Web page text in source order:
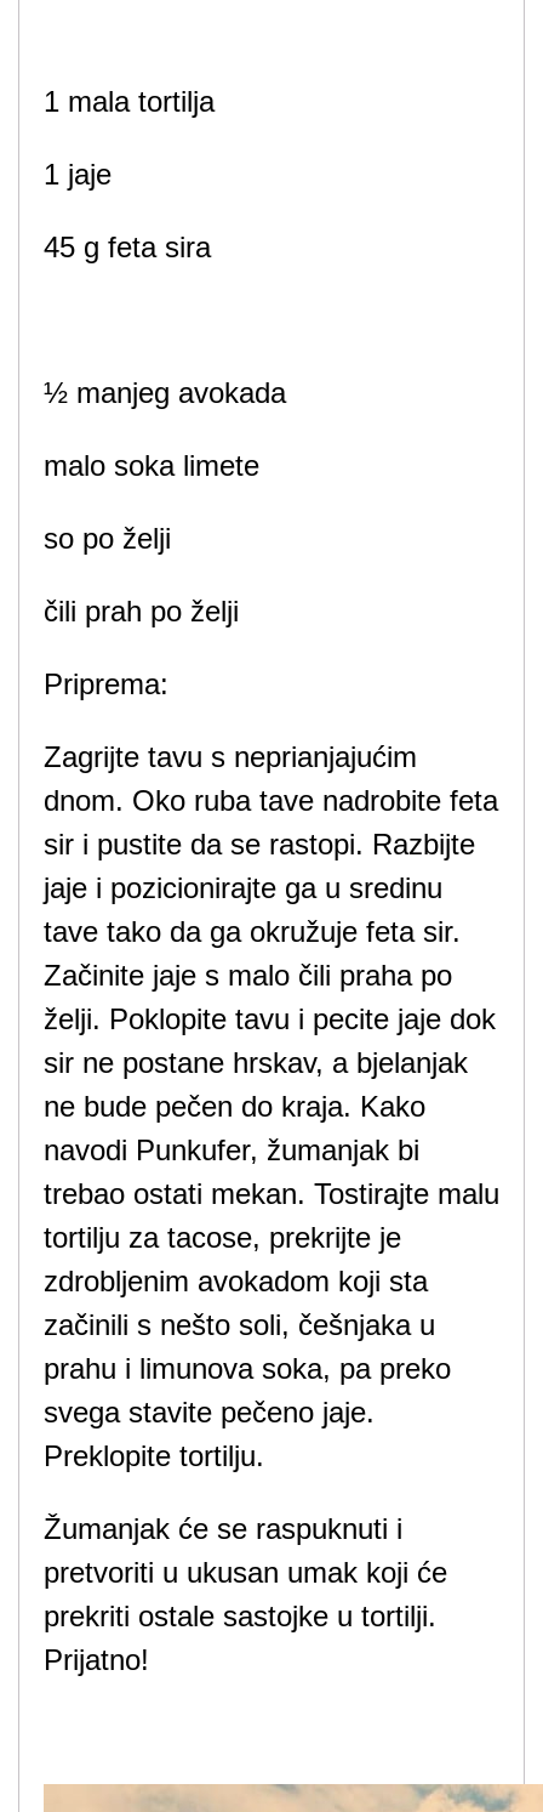
1 mala tortilja
1 jaje
45 g feta sira
½ manjeg avokada
malo soka limete
so po želji
čili prah po želji
Priprema:
Zagrijte tavu s neprianjajućim
dnom. Oko ruba tave nadrobite feta
sir i pustite da se rastopi. Razbijte
jaje i pozicionirajte ga u sredinu
tave tako da ga okružuje feta sir.
Začinite jaje s malo čili praha po
želji. Poklopite tavu i pecite jaje dok
sir ne postane hrskav, a bjelanjak
ne bude pečen do kraja. Kako
navodi Punkufer, žumanjak bi
trebao ostati mekan. Tostirajte malu
tortilju za tacose, prekrijte je
zdrobljenim avokadom koji sta
začinili s nešto soli, češnjaka u
prahu i limunova soka, pa preko
svega stavite pečeno jaje.
Preklopite tortilju.
Žumanjak će se raspuknuti i
pretvoriti u ukusan umak koji će
prekriti ostale sastojke u tortilji.
Prijatno!